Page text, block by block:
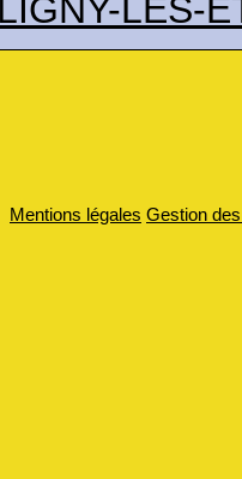
Mentions légales Gestion